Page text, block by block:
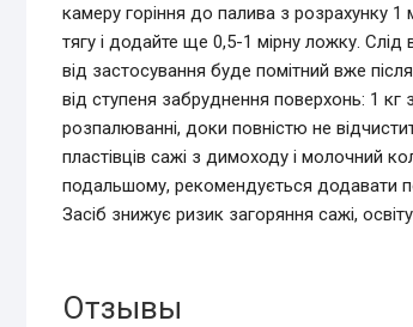
камеру горіння до палива з розрахунку 1
тягу і додайте ще 0,5-1 мірну ложку.
від застосування буде помітний вже
від ступеня забруднення поверхонь: 1
розпалюванні, доки повністю не
пластівців сажі з димоходу і молочний
подальшому, рекомендується додавати
Засіб знижує ризик загоряння сажі,
Отзывы